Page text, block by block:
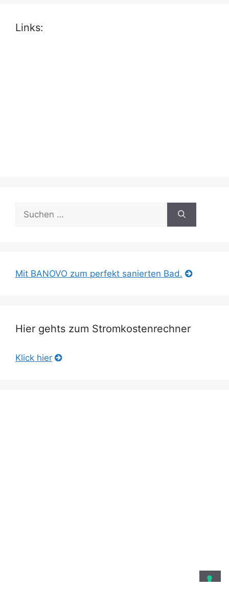
Links:
nach:
Mit BANOVO zum perfekt sanierten Bad.
Hier gehts zum Stromkostenrechner
Klick hier